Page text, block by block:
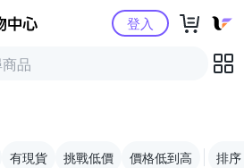
Yahoo購物中心登入
有現貨 挑戰低價 價格低到高 排序